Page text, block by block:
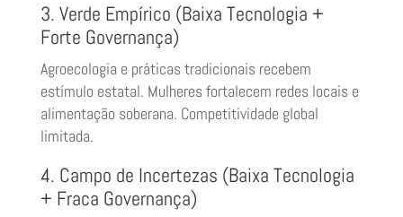
3. Verde Empírico (Baixa Tecnologia +
Forte Governança)
Agroecologia e práticas tradicionais recebem
estímulo estatal. Mulheres fortalecem redes locais e
alimentação soberana. Competitividade global
limitada.
4. Campo de Incertezas (Baixa Tecnologia
+ Fraca Governança)